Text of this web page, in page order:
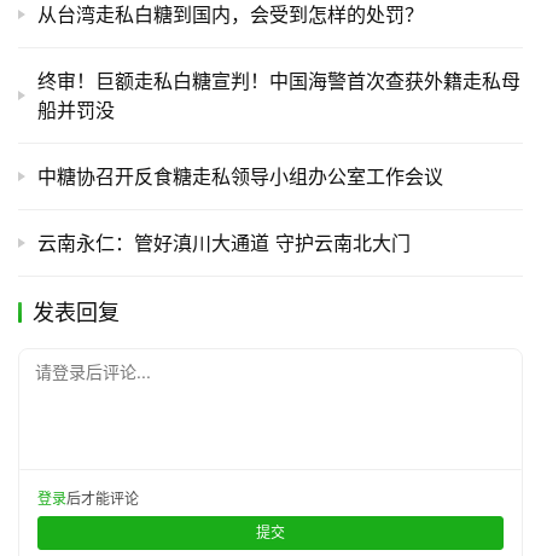
从台湾走私白糖到国内，会受到怎样的处罚？
终审！巨额走私白糖宣判！中国海警首次查获外籍走私母
船并罚没
中糖协召开反食糖走私领导小组办公室工作会议
云南永仁：管好滇川大通道 守护云南北大门
发表回复
请登录后评论...
登录后才能评论
提交